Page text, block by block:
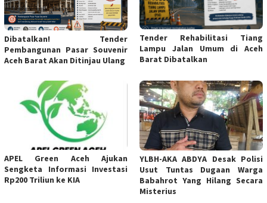
Dibatalkan! Tender
Pembangunan Pasar Souvenir
Aceh Barat Akan Ditinjau Ulang
Tender Rehabilitasi Tiang
Lampu Jalan Umum di Aceh
Barat Dibatalkan
APEL Green Aceh Ajukan
Sengketa Informasi Investasi
Rp200 Triliun ke KIA
YLBH-AKA ABDYA Desak Polisi
Usut Tuntas Dugaan Warga
Babahrot Yang Hilang Secara
Misterius